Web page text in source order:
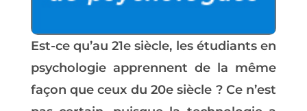
Est-ce qu’au 21e siècle, les étudiants en
psychologie apprennent de la même
façon que ceux du 20e siècle ? Ce n’est